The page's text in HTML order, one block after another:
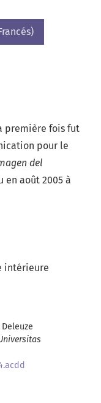
intérieure
première fois fut
pour le
del
en août 2005 à